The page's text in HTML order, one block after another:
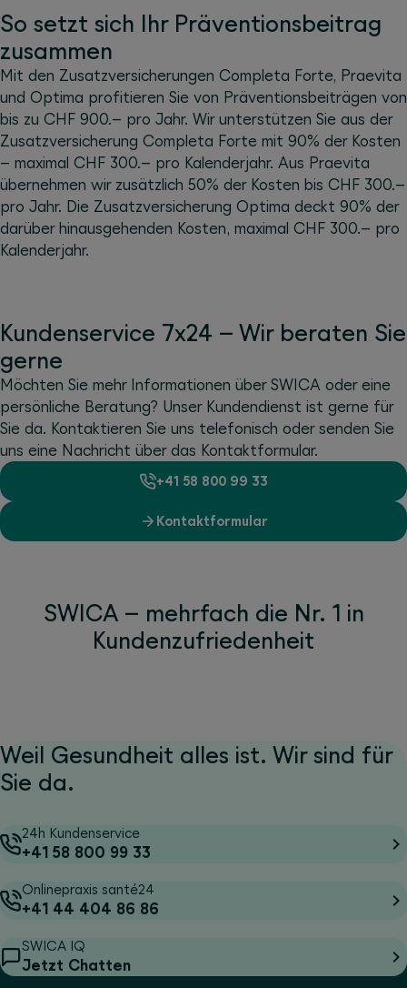
So setzt sich Ihr Präventionsbeitrag
zusammen
Mit den Zusatzversicherungen Completa Forte, Praevita
und Optima profitieren Sie von Präventionsbeiträgen von
bis zu CHF 900.– pro Jahr. Wir unterstützen Sie aus der
Zusatzversicherung Completa Forte mit 90% der Kosten
– maximal CHF 300.– pro Kalenderjahr. Aus Praevita
übernehmen wir zusätzlich 50% der Kosten bis CHF 300.–
pro Jahr. Die Zusatzversicherung Optima deckt 90% der
darüber hinausgehenden Kosten, maximal CHF 300.– pro
Kalenderjahr.
Kundenservice 7x24 – Wir beraten Sie
gerne
Möchten Sie mehr Informationen über SWICA oder eine
persönliche Beratung? Unser Kundendienst ist gerne für
Sie da. Kontaktieren Sie uns telefonisch oder senden Sie
uns eine Nachricht über das Kontaktformular.
+41 58 800 99 33
Kontaktformular
SWICA – mehrfach die Nr. 1 in
Kundenzufriedenheit
Weil Gesundheit alles ist. Wir sind für
Sie da.
24h Kundenservice
+41 58 800 99 33
Onlinepraxis santé24
+41 44 404 86 86
SWICA IQ
Jetzt Chatten